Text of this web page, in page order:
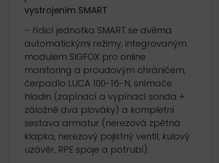
vystrojením SMART
– řídicí jednotka SMART se dvěma
automatickými režimy, integrovaným
modulem SIGFOX pro online
monitoring a proudovým chráničem,
čerpadlo LUCA 100-16-N, snímače
hladin (zapínací a vypínací sonda +
záložně dva plováky) a kompletní
sestava armatur (nerezová zpětná
klapka, nerezový pojistný ventil, kulový
uzávěr, RPE spoje a potrubí).